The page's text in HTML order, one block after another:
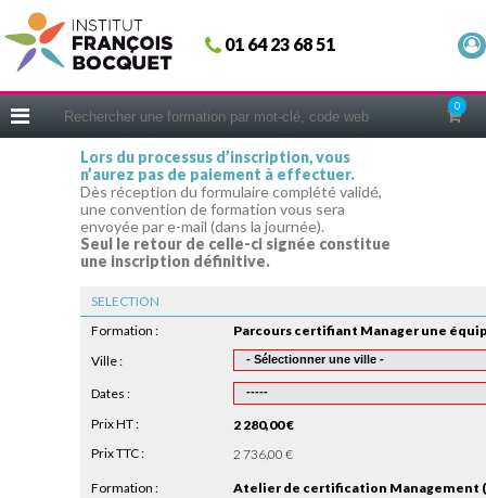
01 64 23 68 51
0
Fermer
ACCUEIL
CERIFICATIONS
INTRAS | SUR-MESURE
COACHING
EN PRATIQUE
CONSEILS MICRO-COACHING
PODCAST
WEBINAIRES
QUESTIONNAIRE GRATUIT
Lors du processus d’inscription, vous
n’aurez pas de paiement à effectuer.
Dès réception du formulaire complété validé,
une convention de formation vous sera
envoyée par e-mail (dans la journée).
Seul le retour de celle-ci signée constitue
une inscription définitive.
Formation :
Ville :
Dates :
Prix HT :
2 280,00 €
Prix TTC :
2 736,00 €
SELECTION
Formation :